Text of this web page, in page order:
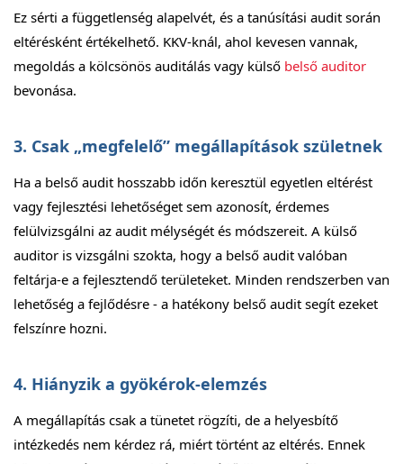
Ez sérti a függetlenség alapelvét, és a tanúsítási audit során
eltérésként értékelhető. KKV-knál, ahol kevesen vannak,
megoldás a kölcsönös auditálás vagy külső belső auditor
bevonása.
3. Csak „megfelelő” megállapítások születnek
Ha a belső audit hosszabb időn keresztül egyetlen eltérést
vagy fejlesztési lehetőséget sem azonosít, érdemes
felülvizsgálni az audit mélységét és módszereit. A külső
auditor is vizsgálni szokta, hogy a belső audit valóban
feltárja-e a fejlesztendő területeket. Minden rendszerben van
lehetőség a fejlődésre - a hatékony belső audit segít ezeket
felszínre hozni.
4. Hiányzik a gyökérok-elemzés
A megállapítás csak a tünetet rögzíti, de a helyesbítő
intézkedés nem kérdez rá, miért történt az eltérés. Ennek